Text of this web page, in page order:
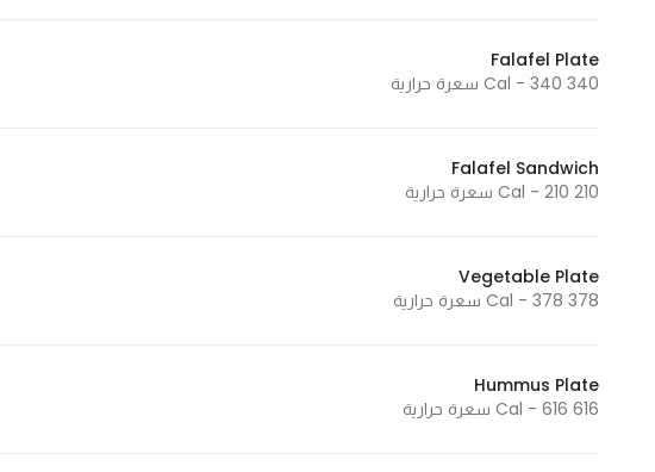
Falafel Plate
340 Cal - 340 سعرة حرارية
Falafel Sandwich
210 Cal - 210 سعرة حرارية
Vegetable Plate
378 Cal - 378 سعرة حرارية
Hummus Plate
616 Cal - 616 سعرة حرارية
increase the
chance of
content and
offers.